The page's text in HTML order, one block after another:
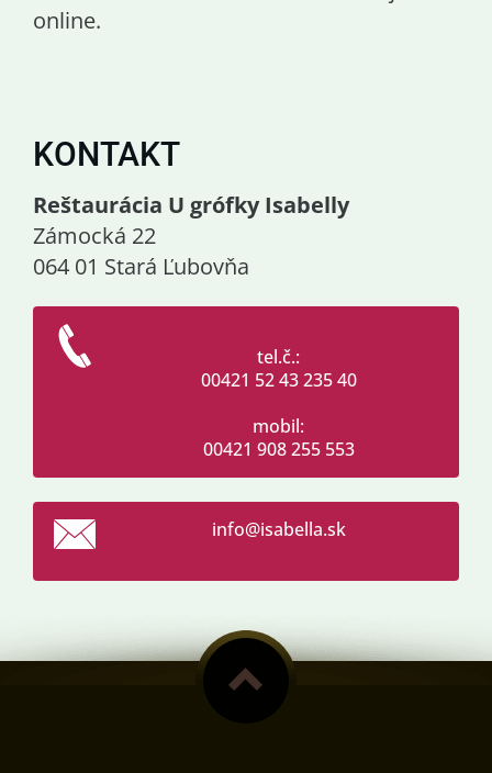
online.
KONTAKT
Reštaurácia U grófky Isabelly
Zámocká 22
064 01 Stará Ľubovňa
tel.č.:
00421 52 43 235 40
mobil:
00421 908 255 553
info@isabella.sk